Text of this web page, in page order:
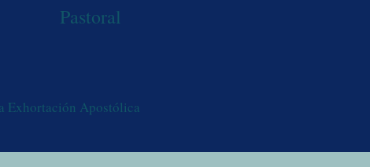
Pastoral
Exhortación Apostólica